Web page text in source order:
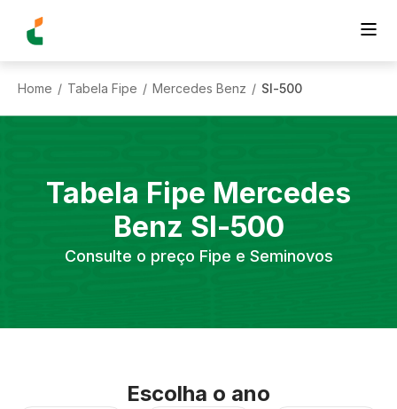
Home / Tabela Fipe / Mercedes Benz / Sl-500
Tabela Fipe Mercedes
Benz Sl-500
Consulte o preço Fipe e Seminovos
Escolha o ano